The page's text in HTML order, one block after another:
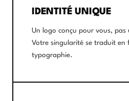
IDENTITÉ UNIQUE
Un logo conçu pour vous, pas
Votre singularité se traduit en
typographie.